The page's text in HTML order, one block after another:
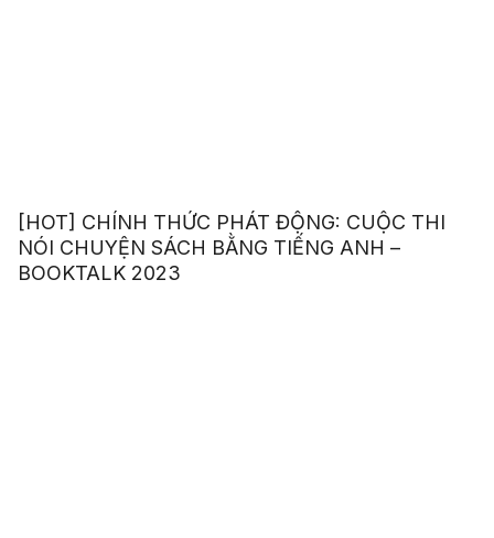
[HOT] CHÍNH THỨC PHÁT ĐỘNG: CUỘC THI
NÓI CHUYỆN SÁCH BẰNG TIẾNG ANH –
BOOKTALK 2023